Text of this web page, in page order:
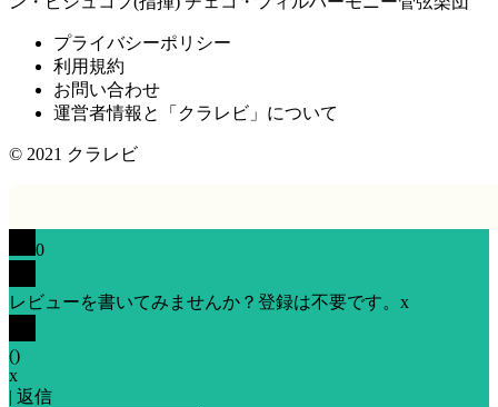
プライバシーポリシー
利用規約
お問い合わせ
運営者情報と「クラレビ」について
© 2021 クラレビ
0
レビューを書いてみませんか？登録は不要です。 x
()
x
| 返信